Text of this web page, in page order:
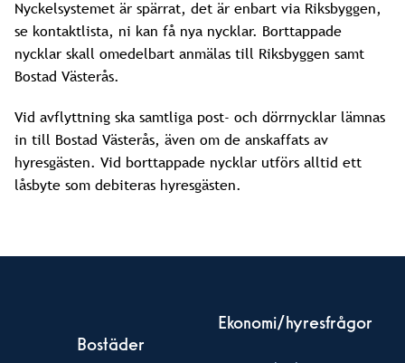
Nyckelsystemet är spärrat, det är enbart via Riksbyggen,
se kontaktlista, ni kan få nya nycklar. Borttappade
nycklar skall omedelbart anmälas till Riksbyggen samt
Bostad Västerås.
Vid avflyttning ska samtliga post- och dörrnycklar lämnas
in till Bostad Västerås, även om de anskaffats av
hyresgästen. Vid borttappade nycklar utförs alltid ett
låsbyte som debiteras hyresgästen.
Bostäder
Ekonomi/hyresfrågor